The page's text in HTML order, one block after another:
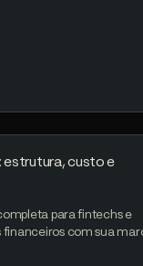
estrutura, custo e
para fintechs e
com sua